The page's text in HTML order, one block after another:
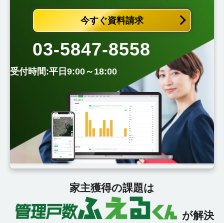
今すぐ資料請求
03-5847-8558
受付時間:平日9:00～18:00
家主獲得の課題は
が解決